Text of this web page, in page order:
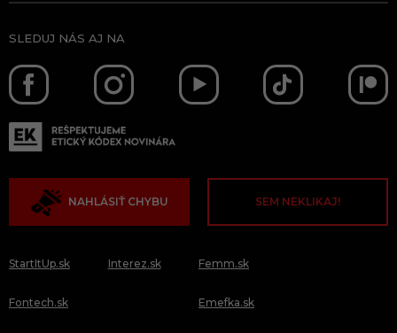
SLEDUJ NÁS AJ NA
NAHLÁSIŤ CHYBU SEM NEKLIKAJ!
StartItUp.sk
Fontech.sk
Interez.sk Femm.sk
Emefka.sk